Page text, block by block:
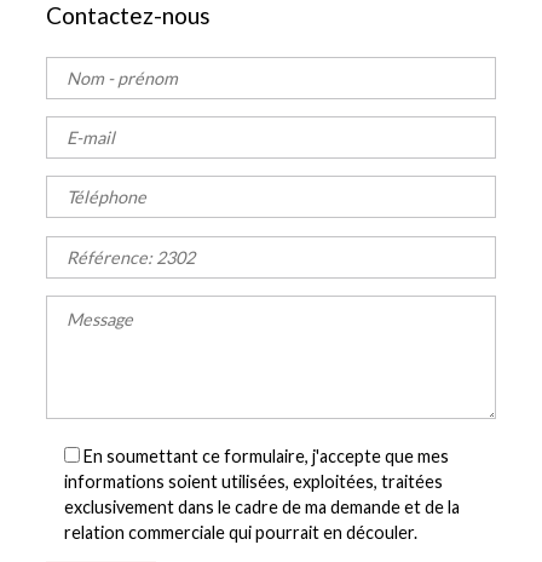
Contactez-nous
En soumettant ce formulaire, j'accepte que mes
informations soient utilisées, exploitées, traitées
exclusivement dans le cadre de ma demande et de la
relation commerciale qui pourrait en découler.